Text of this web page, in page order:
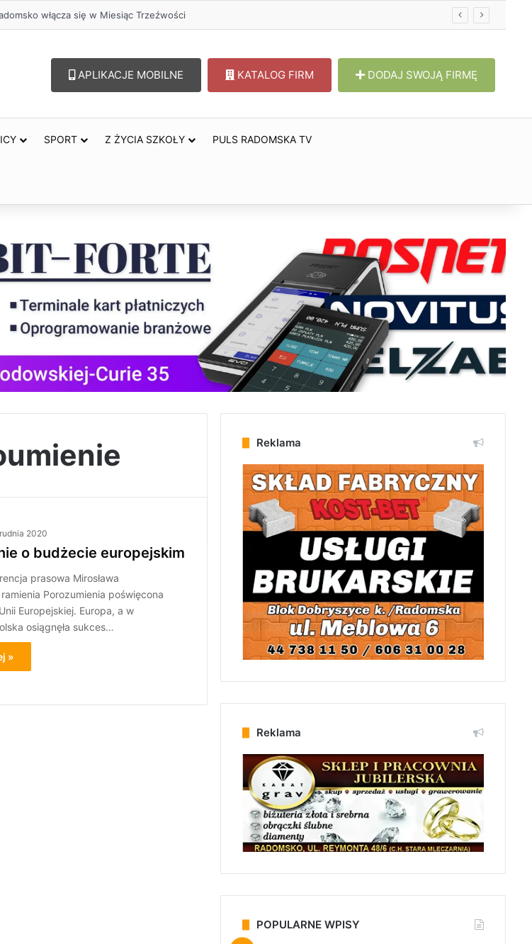
włącza się w Miesiąc Trzeźwości
APLIKACJE MOBILNE KATALOG FIRM DODAJ SWOJĄ FIRMĘ
SPORT Z ŻYCIA SZKOŁY PULS RADOMSKA TV
2020
o budżecie europejskim
prasowa Mirosława
Porozumienia poświęcona
Europejskiej. Europa, a w
osiągnęła sukces…
»
Reklama
Reklama
POPULARNE WPISY